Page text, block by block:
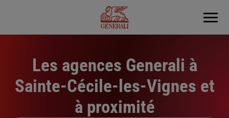
Menu
Les agences Generali à
Sainte-Cécile-les-Vignes et
à proximité